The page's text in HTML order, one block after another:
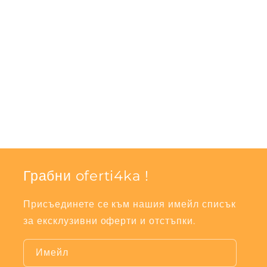
Грабни oferti4ka !
Присъединете се към нашия имейл списък
за ексклузивни оферти и отстъпки.
Имейл